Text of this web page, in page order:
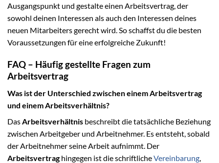
Ausgangspunkt und gestalte einen Arbeitsvertrag, der
sowohl deinen Interessen als auch den Interessen deines
neuen Mitarbeiters gerecht wird. So schaffst du die besten
Voraussetzungen für eine erfolgreiche Zukunft!
FAQ – Häufig gestellte Fragen zum
Arbeitsvertrag
Was ist der Unterschied zwischen einem Arbeitsvertrag
und einem Arbeitsverhältnis?
Das Arbeitsverhältnis beschreibt die tatsächliche Beziehung
zwischen Arbeitgeber und Arbeitnehmer. Es entsteht, sobald
der Arbeitnehmer seine Arbeit aufnimmt. Der
Arbeitsvertraghingegen ist die schriftlicheVereinbarung